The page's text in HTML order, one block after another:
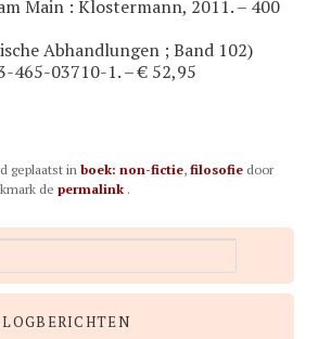
Main : Klostermann, 2011. – 400
Abhandlungen ; Band 102)
465-03710-1. – € 52,95
geplaatst inboek: non-fictie,filosofie door
depermalink .